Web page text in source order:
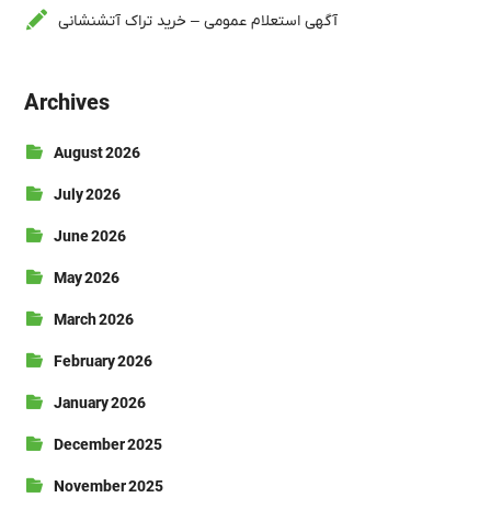
آگهی استعلام عمومی – خرید تراک آتشنشانی
Archives
August 2026
July 2026
June 2026
May 2026
March 2026
February 2026
January 2026
December 2025
November 2025